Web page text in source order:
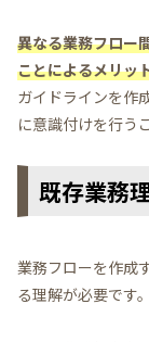
異なる業務フロー
ことによるメリッ
ガイドラインを作
に意識付けを行う
既存業務
業務フローを作成
る理解が必要です。